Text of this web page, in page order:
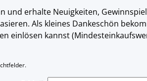
und erhalte Neuigkeiten,
Als kleines Dankeschön
einlösen kannst